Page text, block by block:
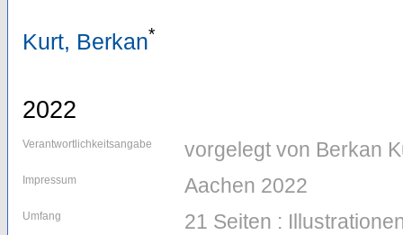
Kurt, Berkan*
2022
Verantwortlichkeitsangabe vorgelegt von Berkan
Impressum Aachen 2022
Umfang 21 Seiten :